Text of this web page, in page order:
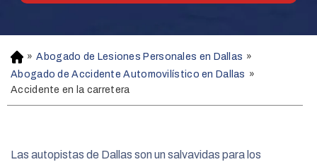
H
o
m
e
» Abogado de Lesiones Personales en Dallas »
Abogado de Accidente Automovilístico en Dallas »
Accidente en la carretera
Las autopistas de Dallas son un salvavidas para los